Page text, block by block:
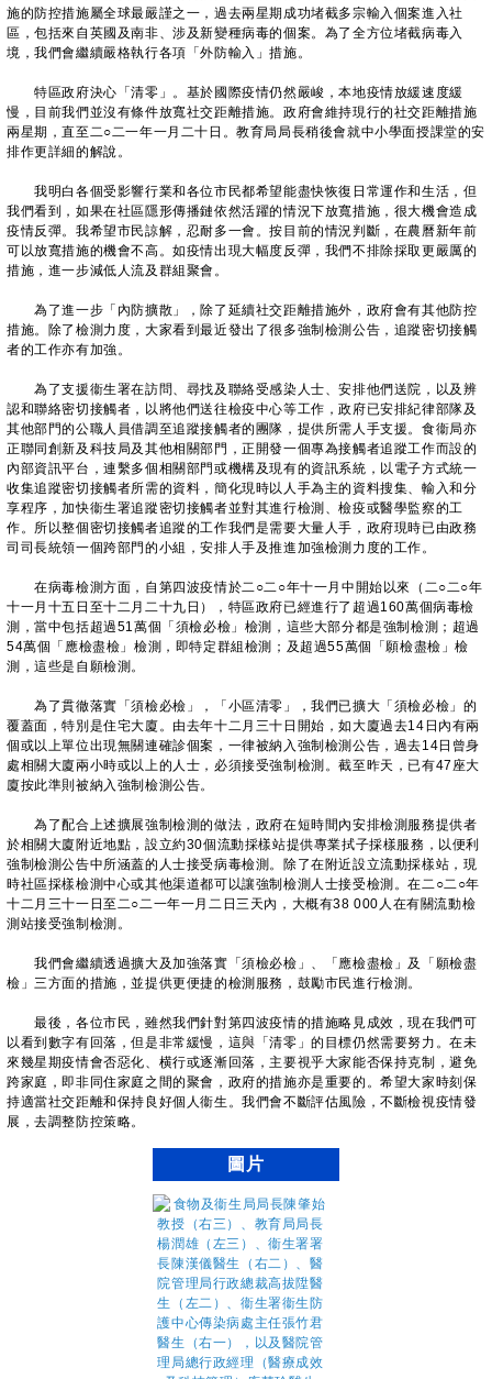
施的防控措施屬全球最嚴謹之一，過去兩星期成功堵截多宗輸入個案進入社
區，包括來自英國及南非、涉及新變種病毒的個案。為了全方位堵截病毒入
境，我們會繼續嚴格執行各項「外防輸入」措施。
特區政府決心「清零」。基於國際疫情仍然嚴峻，本地疫情放緩速度緩
慢，目前我們並沒有條件放寬社交距離措施。政府會維持現行的社交距離措施
兩星期，直至二○二一年一月二十日。教育局局長稍後會就中小學面授課堂的安
排作更詳細的解說。
我明白各個受影響行業和各位市民都希望能盡快恢復日常運作和生活，但
我們看到，如果在社區隱形傳播鏈依然活躍的情況下放寬措施，很大機會造成
疫情反彈。我希望市民諒解，忍耐多一會。按目前的情況判斷，在農曆新年前
可以放寬措施的機會不高。如疫情出現大幅度反彈，我們不排除採取更嚴厲的
措施，進一步減低人流及群組聚會。
為了進一步「內防擴散」，除了延續社交距離措施外，政府會有其他防控
措施。除了檢測力度，大家看到最近發出了很多強制檢測公告，追蹤密切接觸
者的工作亦有加強。
為了支援衞生署在訪問、尋找及聯絡受感染人士、安排他們送院，以及辨
認和聯絡密切接觸者，以將他們送往檢疫中心等工作，政府已安排紀律部隊及
其他部門的公職人員借調至追蹤接觸者的團隊，提供所需人手支援。食衞局亦
正聯同創新及科技局及其他相關部門，正開發一個專為接觸者追蹤工作而設的
內部資訊平台，連繫多個相關部門或機構及現有的資訊系統，以電子方式統一
收集追蹤密切接觸者所需的資料，簡化現時以人手為主的資料搜集、輸入和分
享程序，加快衞生署追蹤密切接觸者並對其進行檢測、檢疫或醫學監察的工
作。所以整個密切接觸者追蹤的工作我們是需要大量人手，政府現時已由政務
司司長統領一個跨部門的小組，安排人手及推進加強檢測力度的工作。
在病毒檢測方面，自第四波疫情於二○二○年十一月中開始以來（二○二○年
十一月十五日至十二月二十九日），特區政府已經進行了超過160萬個病毒檢
測，當中包括超過51萬個「須檢必檢」檢測，這些大部分都是強制檢測；超過
54萬個「應檢盡檢」檢測，即特定群組檢測；及超過55萬個「願檢盡檢」檢
測，這些是自願檢測。
為了貫徹落實「須檢必檢」，「小區清零」，我們已擴大「須檢必檢」的
覆蓋面，特別是住宅大廈。由去年十二月三十日開始，如大廈過去14日內有兩
個或以上單位出現無關連確診個案，一律被納入強制檢測公告，過去14日曾身
處相關大廈兩小時或以上的人士，必須接受強制檢測。截至昨天，已有47座大
廈按此準則被納入強制檢測公告。
為了配合上述擴展強制檢測的做法，政府在短時間內安排檢測服務提供者
於相關大廈附近地點，設立約30個流動採樣站提供專業拭子採樣服務，以便利
強制檢測公告中所涵蓋的人士接受病毒檢測。除了在附近設立流動採樣站，現
時社區採樣檢測中心或其他渠道都可以讓強制檢測人士接受檢測。在二○二○年
十二月三十一日至二○二一年一月二日三天內，大概有38 000人在有關流動檢
測站接受強制檢測。
我們會繼續透過擴大及加強落實「須檢必檢」、「應檢盡檢」及「願檢盡
檢」三方面的措施，並提供更便捷的檢測服務，鼓勵市民進行檢測。
最後，各位市民，雖然我們針對第四波疫情的措施略見成效，現在我們可
以看到數字有回落，但是非常緩慢，這與「清零」的目標仍然需要努力。在未
來幾星期疫情會否惡化、横行或逐漸回落，主要視乎大家能否保持克制，避免
跨家庭，即非同住家庭之間的聚會，政府的措施亦是重要的。希望大家時刻保
持適當社交距離和保持良好個人衞生。我們會不斷評估風險，不斷檢視疫情發
展，去調整防控策略。
圖片